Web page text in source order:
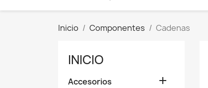
Inicio Componentes Cadenas
INICIO
Accesorios 